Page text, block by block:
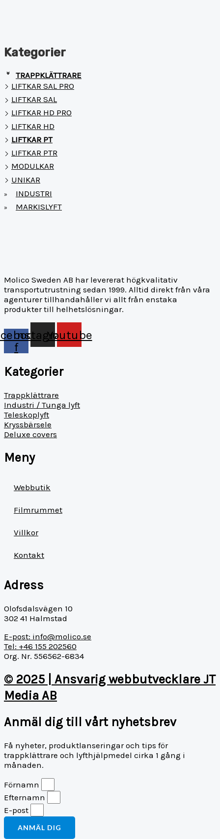
Kategorier
»
TRAPPKLÄTTRARE
LIFTKAR SAL PRO
LIFTKAR SAL
LIFTKAR HD PRO
LIFTKAR HD
LIFTKAR PT
LIFTKAR PTR
MODULKAR
UNIKAR
» INDUSTRI
» MARKISLYFT
Molico Sweden AB har levererat högkvalitativ
transportutrustning sedan 1999. Alltid direkt från våra
agenturer tillhandahåller vi allt från enstaka
produkter till helhetslösningar.
f
Instagram
Youtube
Kategorier
Trappklättrare
Industri / Tunga lyft
Teleskoplyft
Kryssbärsele
Deluxe covers
Meny
Webbutik
Filmrummet
Villkor
Kontakt
Adress
Olofsdalsvägen 10
302 41 Halmstad
E-post: info@molico.se
Tel: +46 155 202560
Org. Nr. 556562-6834
© 2025 | Ansvarig webbutvecklare JT
Media AB
Anmäl dig till vårt nyhetsbrev
Få nyheter, produktlanseringar och tips för
trappklättrare och lyfthjälpmedel cirka 1 gång i
månaden.
Förnamn
Efternamn
E-post
ANMÄL DIG